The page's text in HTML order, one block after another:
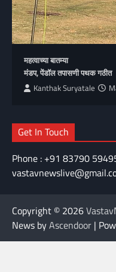
महत्वाच्या बातम्या
मंडप, पेंडॉल तपासणी पथक गठीत
Kanthak Suryatale
Get In Touch
Phone : +91 83790
Copyright © 2026
News byAscendoor |